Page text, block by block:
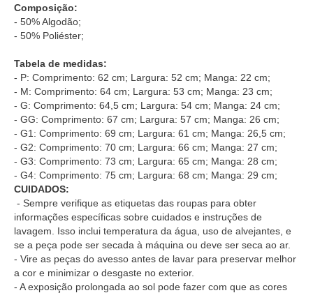
Composição:
- 50% Algodão;
- 50% Poliéster;
Tabela de medidas:
- P: Comprimento: 62 cm; Largura: 52 cm; Manga: 22 cm;
- M: Comprimento: 64 cm; Largura: 53 cm; Manga: 23 cm;
- G: Comprimento: 64,5 cm; Largura: 54 cm; Manga: 24 cm;
- GG: Comprimento: 67 cm; Largura: 57 cm; Manga: 26 cm;
- G1: Comprimento: 69 cm; Largura: 61 cm; Manga: 26,5 cm;
- G2: Comprimento: 70 cm; Largura: 66 cm; Manga: 27 cm;
- G3: Comprimento: 73 cm; Largura: 65 cm; Manga: 28 cm;
- G4: Comprimento: 75 cm; Largura: 68 cm; Manga: 29 cm;
CUIDADOS:
- Sempre verifique as etiquetas das roupas para obter
informações específicas sobre cuidados e instruções de
lavagem. Isso inclui temperatura da água, uso de alvejantes, e
se a peça pode ser secada à máquina ou deve ser seca ao ar.
- Vire as peças do avesso antes de lavar para preservar melhor
a cor e minimizar o desgaste no exterior.
- A exposição prolongada ao sol pode fazer com que as cores